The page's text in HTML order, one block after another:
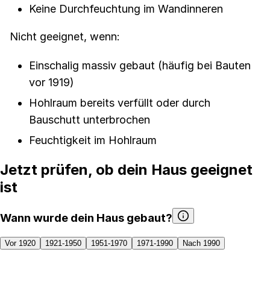
Keine Durchfeuchtung im Wandinneren
Nicht geeignet, wenn:
Einschalig massiv gebaut (häufig bei Bauten
vor 1919)
Hohlraum bereits verfüllt oder durch
Bauschutt unterbrochen
Feuchtigkeit im Hohlraum
Jetzt prüfen, ob dein Haus geeignet
ist
Wann wurde dein Haus gebaut?
Vor 1920 1921-1950 1951-1970 1971-1990 Nach 1990